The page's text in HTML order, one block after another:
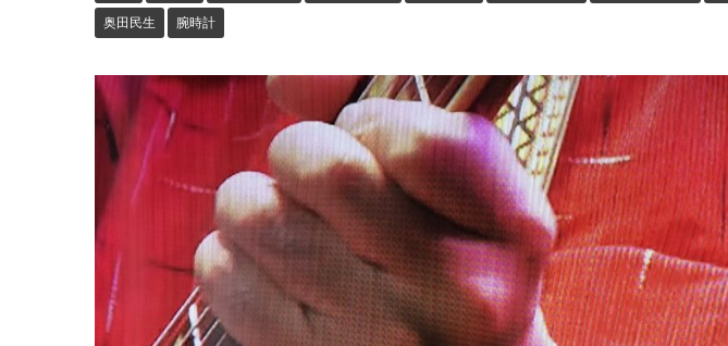
奥田民生 腕時計